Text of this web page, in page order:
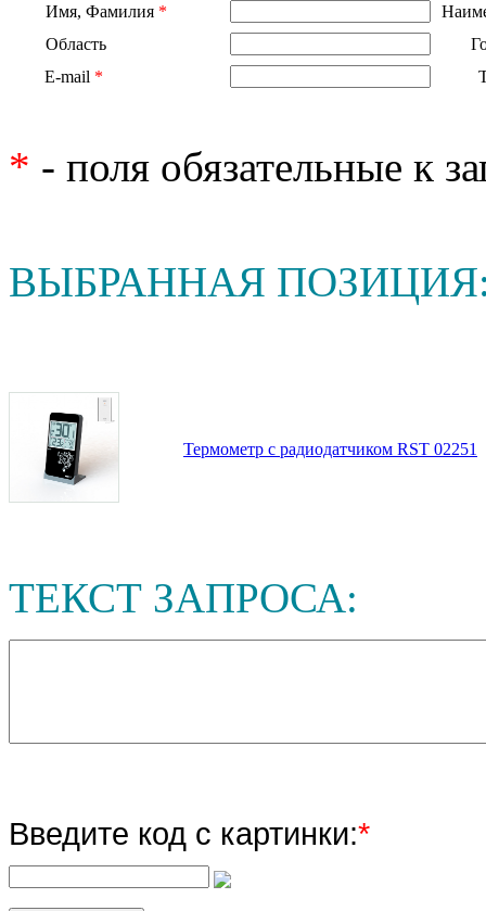
Имя, Фамилия *
Область
E-mail *
* - поля обязательные к
ВЫБРАННАЯ
Термометр с радиодатчиком RST 02251
ТЕКСТ ЗАПРОСА:
Введите код с картинки:*